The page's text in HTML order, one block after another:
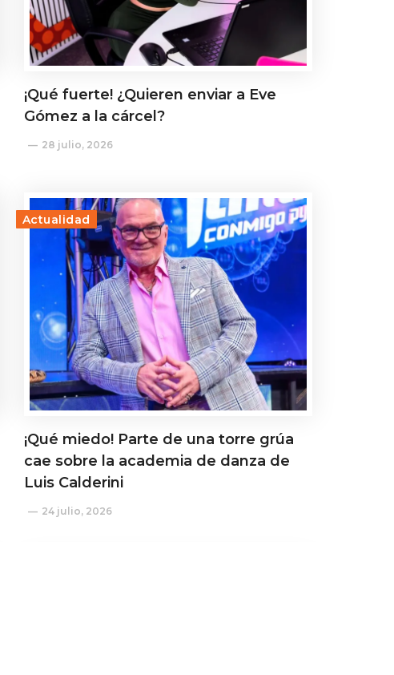
¡Qué fuerte! ¿Quieren enviar a Eve
Gómez a la cárcel?
28 julio, 2026
Actualidad
¡Qué miedo! Parte de una torre grúa
cae sobre la academia de danza de
Luis Calderini
24 julio, 2026